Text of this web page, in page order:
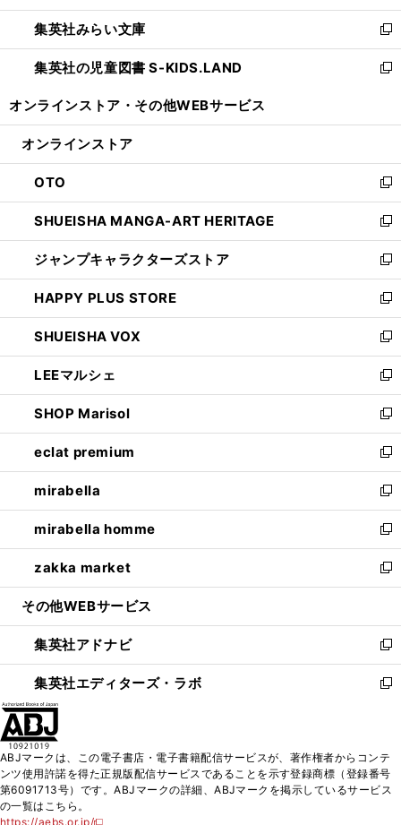
開
く
ウ
で
開
く
ン
ド
ウ
で
ウ
ィ
ン
ド
開
集英社みらい文庫
新
し
い
ン
ウ
で
開
く
集英社の児童図書 S-KIDS.LAND
新
ウ
ン
ド
ウ
で
開
く
オンラインストア・ その他WEBサービス
オンラインストア
OTO
新
し
い
ウ
ィ
ン
ド
ウ
で
開
く
SHUEISHA MANGA-ART HERITAGE
新
し
い
ウ
ィ
ン
ド
ウ
で
開
く
ジャンプキャラクターズストア
新
し
い
ウ
ィ
ン
ド
ウ
で
開
く
HAPPY PLUS STORE
新
し
い
ウ
ィ
ン
ド
ウ
で
開
く
SHUEISHA VOX
新
し
い
ウ
ィ
ン
ド
ウ
で
開
く
LEEマルシェ
新
し
い
ウ
ィ
ン
ド
ウ
で
開
く
SHOP Marisol
新
し
い
ウ
ィ
ン
ド
ウ
で
開
eclat premium
新
し
い
ウ
ィ
ン
ド
ウ
開
く
mirabella
新
し
い
ウ
ィ
ン
ウ
で
開
く
mirabella homme
新
し
い
ウ
ン
ド
ウ
で
zakka market
新
し
ウ
ィ
ン
ド
く
その他WEBサービス
集英社アドナビ
新
し
い
ド
ウ
で
集英社エディターズ・ラボ
新
ィ
ン
ド
ABJマークは、この電子書店・電子書籍配信サービスが、著作権者からコンテ
ンツ使用許諾を得た正規版配信サービスであることを示す登録商標（登録番号
第6091713号）です。ABJマークの詳細、ABJマークを掲示しているサービス
の一覧はこちら。
https://aebs.or.jp/